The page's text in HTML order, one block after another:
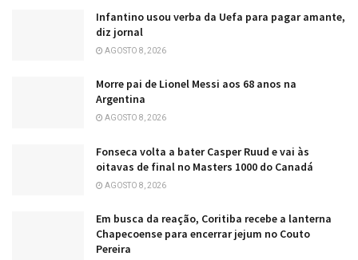
Infantino usou verba da Uefa para pagar amante,
diz jornal
AGOSTO 8, 2026
Morre pai de Lionel Messi aos 68 anos na
Argentina
AGOSTO 8, 2026
Fonseca volta a bater Casper Ruud e vai às
oitavas de final no Masters 1000 do Canadá
AGOSTO 8, 2026
Em busca da reação, Coritiba recebe a lanterna
Chapecoense para encerrar jejum no Couto
Pereira